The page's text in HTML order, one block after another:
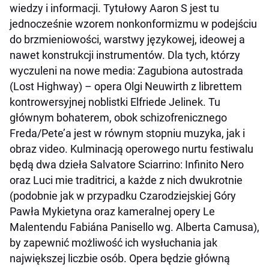
wiedzy i informacji. TytułowyAaron S jest tu
jednocześnie wzorem nonkonformizmu w podejściu
do brzmieniowości, warstwy językowej, ideowej a
nawet konstrukcji instrumentów. Dla tych, którzy
wyczuleni na nowe media: Zagubiona autostrada
(Lost Highway) – opera Olgi Neuwirth z librettem
kontrowersyjnej noblistki Elfriede Jelinek. Tu
głównym bohaterem, obok schizofrenicznego
Freda/Pete’a jest w równym stopniu muzyka, jak i
obraz video. Kulminacją operowego nurtu festiwalu
będą dwa dzieła Salvatore Sciarrino: Infinito Nero
oraz Luci mie traditrici, a każde z nich dwukrotnie
(podobnie jak w przypadku Czarodziejskiej Góry
Pawła Mykietyna oraz kameralnej opery Le
Malentendu Fabiána Panisello wg. Alberta Camusa),
by zapewnić możliwość ich wysłuchania jak
największej liczbie osób. Opera będzie główną